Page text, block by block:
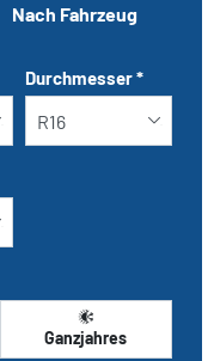
Nach Fahrzeug
Durchmesser*
Ganzjahres